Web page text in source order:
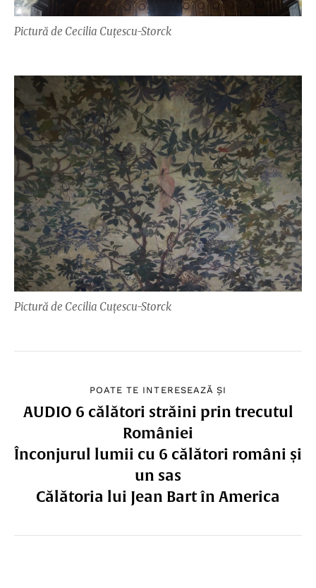
Pictură de Cecilia Cuțescu-Storck
Pictură de Cecilia Cuțescu-Storck
POATE TE INTERESEAZĂ ȘI
AUDIO 6 călători străini prin trecutul
României
Înconjurul lumii cu 6 călători români și
un sas
Călătoria lui Jean Bart în America